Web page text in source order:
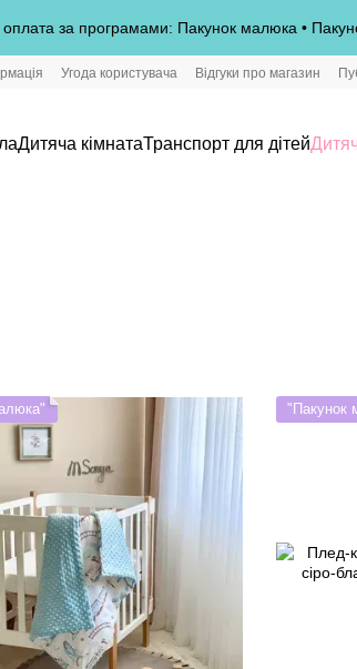
оплата за програмами: Пакунок малюка •
Угода користувача Відгуки про магазин
Дитяча кімнатаТранспорт для дітей
"Пакунок